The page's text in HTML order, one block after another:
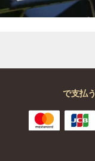
で支払